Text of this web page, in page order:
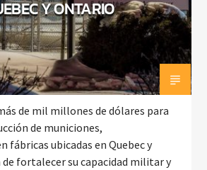
Y ONTARIO
de mil millones de dólares para
de municiones,
fábricas ubicadas en Quebec y
fortalecer su capacidad militar y